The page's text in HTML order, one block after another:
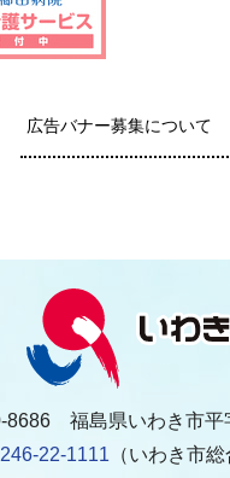
広告バナー募集について
8686 福島県いわき市平
22-1111 （いわき市